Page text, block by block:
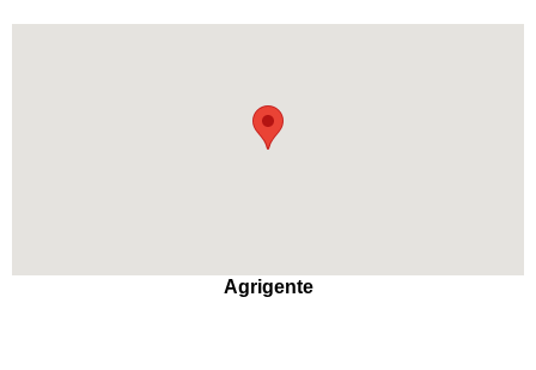
Agrigente